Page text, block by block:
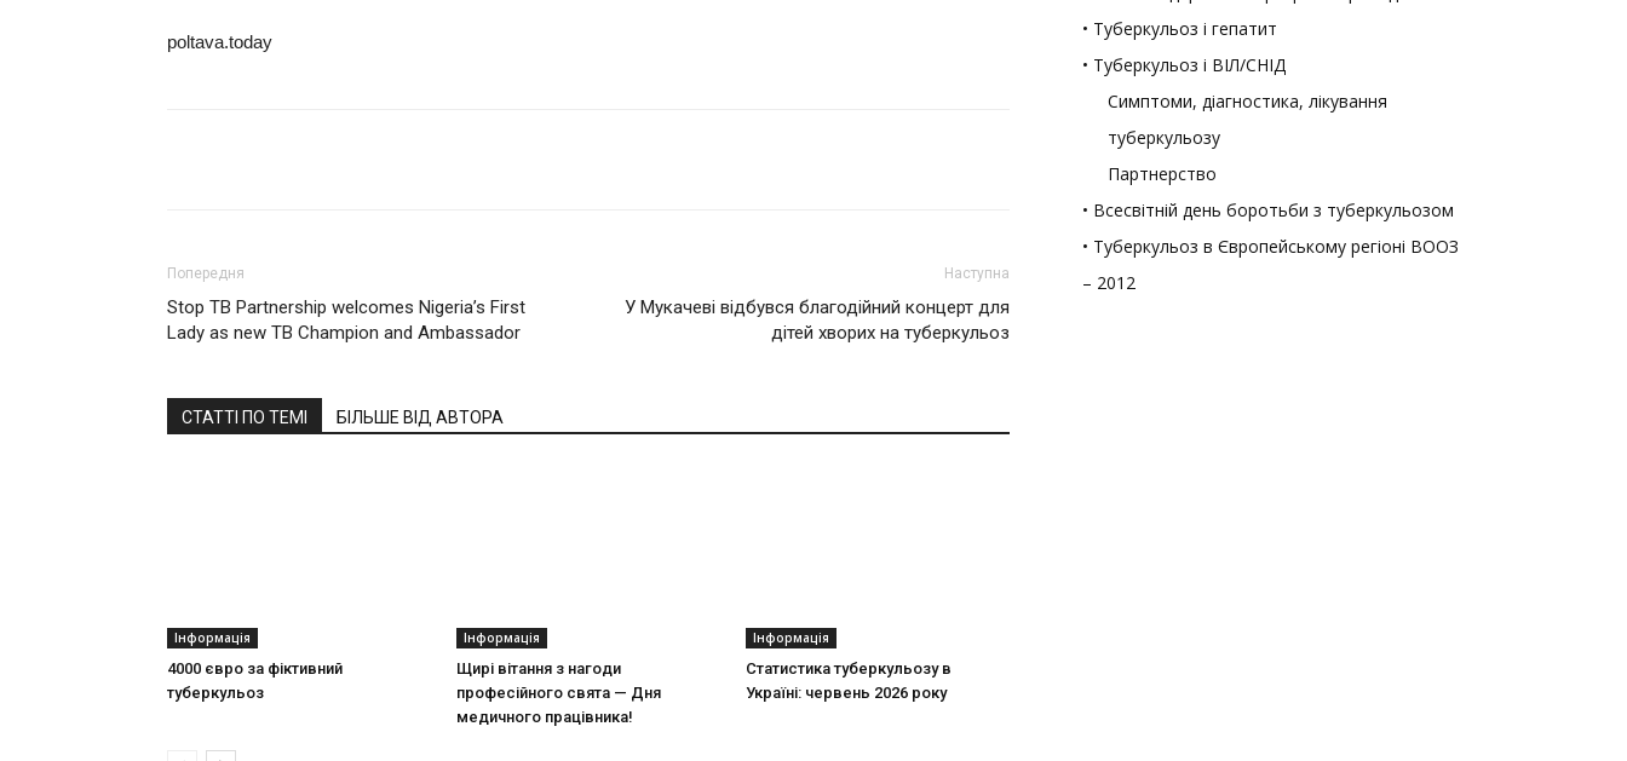
poltava.today
Попередня
Stop TB Partnership welcomes Nigeria’s First
Lady as new TB Champion and Ambassador
Наступна
У Мукачеві відбувся благодійний концерт для
дітей хворих на туберкульоз
СТАТТІ ПО ТЕМІ БІЛЬШЕ ВІД АВТОРА
Інформація
4000 євро за фіктивний
туберкульоз
Інформація
Щирі вітання з нагоди
професійного свята — Дня
медичного працівника!
Інформація
Статистика туберкульозу в
Україні: червень 2026 року
• Туберкульоз і гепатит
• Туберкульоз і ВІЛ/СНІД
Симптоми, діагностика, лікування
туберкульозу
Партнерство
• Всесвітній день боротьби з туберкульозом
• Туберкульоз в Європейському регіоні ВООЗ
– 2012